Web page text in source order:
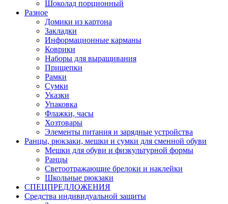
Шоколад порционный
Разное
Домики из картона
Закладки
Информационные карманы
Коврики
Наборы для выращивания
Прищепки
Рамки
Сумки
Указки
Упаковка
Флажки, часы
Хозтовары
Элементы питания и зарядные устройства
Ранцы, рюкзаки, мешки и сумки для сменной обуви
Мешки для обуви и физкультурной формы
Ранцы
Светоотражающие брелоки и наклейки
Школьные рюкзаки
СПЕЦПРЕДЛОЖЕНИЯ
Средства индивидуальной защиты